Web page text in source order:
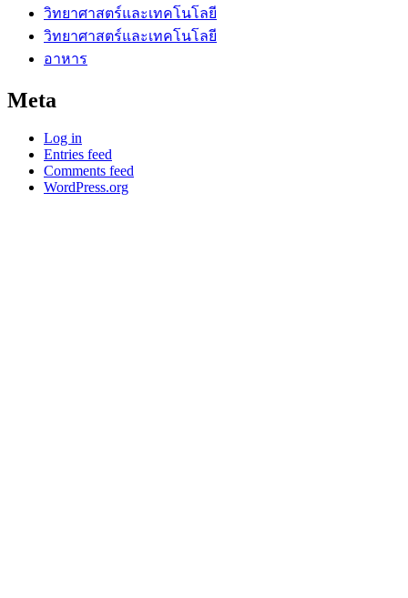
วิทยาศาสตร์และเทคโนโลยี
วิทยาศาสตร์และเทคโนโลยี
อาหาร
Meta
Log in
Entries feed
Comments feed
WordPress.org